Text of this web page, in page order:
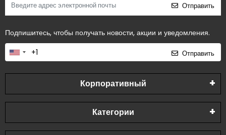
Отправить
Подпишитесь, чтобы получать новости, акции и уведомления.
Отправить
Корпоративный
Категории